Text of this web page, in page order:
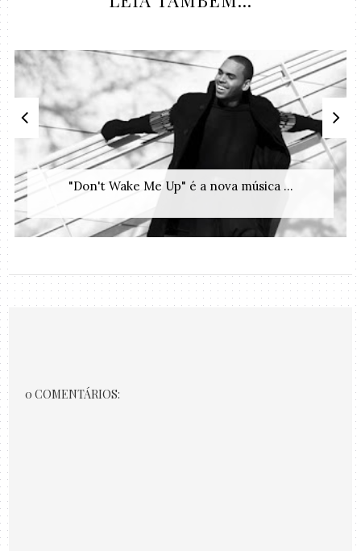
"Don't Wake Me Up" é a nova música ...
0 COMENTÁRIOS: